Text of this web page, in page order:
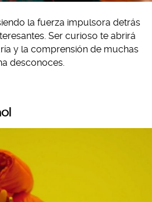
la fuerza impulsora detrás
Ser curioso te abrirá
y la comprensión de muchas
desconoces.